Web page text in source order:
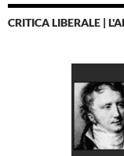
CRITICA LIBERALE |